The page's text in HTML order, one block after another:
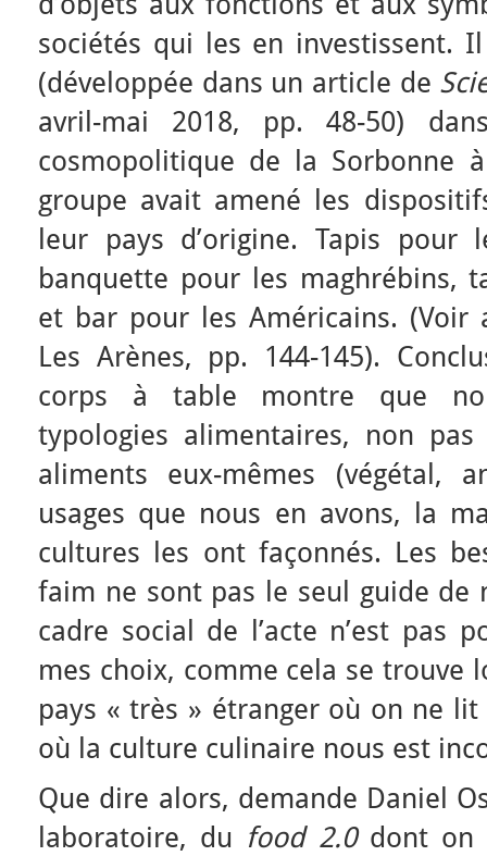
sociétés qui les en investissent.
(développée dans un article de
avril-mai 2018, pp. 48-50)
cosmopolitique de la Sorbonne
groupe avait amené les
leur pays d’origine. Tapis pour
banquette pour les maghrébins,
et bar pour les Américains. (Voir
Les Arènes, pp. 144-145).
corps à table montre que
typologies alimentaires, non
aliments eux-mêmes (végétal,
usages que nous en avons, la
cultures les ont façonnés. Les
faim ne sont pas le seul guide
cadre social de l’acte n’est pas
mes choix, comme cela se trouve
pays « très » étranger où on ne
où la culture culinaire nous est
Que dire alors, demande Daniel
laboratoire, du food 2.0 dont on